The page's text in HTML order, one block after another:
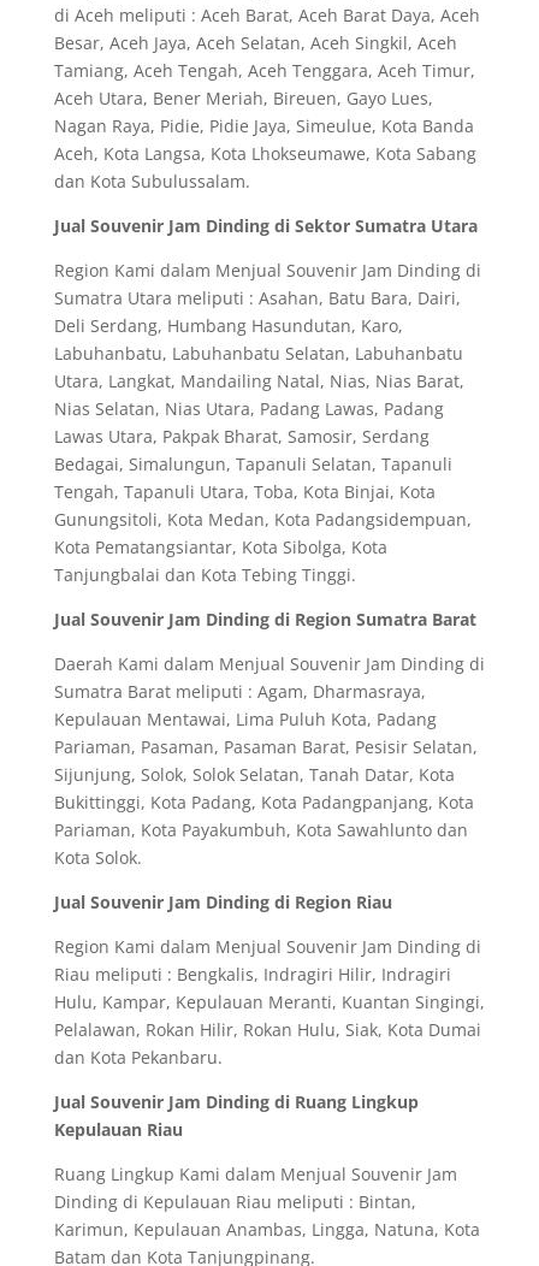
di Aceh meliputi : Aceh Barat, Aceh Barat Daya, Aceh
Besar, Aceh Jaya, Aceh Selatan, Aceh Singkil, Aceh
Tamiang, Aceh Tengah, Aceh Tenggara, Aceh Timur,
Aceh Utara, Bener Meriah, Bireuen, Gayo Lues,
Nagan Raya, Pidie, Pidie Jaya, Simeulue, Kota Banda
Aceh, Kota Langsa, Kota Lhokseumawe, Kota Sabang
dan Kota Subulussalam.
Jual Souvenir Jam Dinding di Sektor Sumatra Utara
Region Kami dalam Menjual Souvenir Jam Dinding di
Sumatra Utara meliputi : Asahan, Batu Bara, Dairi,
Deli Serdang, Humbang Hasundutan, Karo,
Labuhanbatu, Labuhanbatu Selatan, Labuhanbatu
Utara, Langkat, Mandailing Natal, Nias, Nias Barat,
Nias Selatan, Nias Utara, Padang Lawas, Padang
Lawas Utara, Pakpak Bharat, Samosir, Serdang
Bedagai, Simalungun, Tapanuli Selatan, Tapanuli
Tengah, Tapanuli Utara, Toba, Kota Binjai, Kota
Gunungsitoli, Kota Medan, Kota Padangsidempuan,
Kota Pematangsiantar, Kota Sibolga, Kota
Tanjungbalai dan Kota Tebing Tinggi.
Jual Souvenir Jam Dinding di Region Sumatra Barat
Daerah Kami dalam Menjual Souvenir Jam Dinding di
Sumatra Barat meliputi : Agam, Dharmasraya,
Kepulauan Mentawai, Lima Puluh Kota, Padang
Pariaman, Pasaman, Pasaman Barat, Pesisir Selatan,
Sijunjung, Solok, Solok Selatan, Tanah Datar, Kota
Bukittinggi, Kota Padang, Kota Padangpanjang, Kota
Pariaman, Kota Payakumbuh, Kota Sawahlunto dan
Kota Solok.
Jual Souvenir Jam Dinding di Region Riau
Region Kami dalam Menjual Souvenir Jam Dinding di
Riau meliputi : Bengkalis, Indragiri Hilir, Indragiri
Hulu, Kampar, Kepulauan Meranti, Kuantan Singingi,
Pelalawan, Rokan Hilir, Rokan Hulu, Siak, Kota Dumai
dan Kota Pekanbaru.
Jual Souvenir Jam Dinding di Ruang Lingkup
Kepulauan Riau
Ruang Lingkup Kami dalam Menjual Souvenir Jam
Dinding di Kepulauan Riau meliputi : Bintan,
Karimun, Kepulauan Anambas, Lingga, Natuna, Kota
Batam dan Kota Tanjungpinang.